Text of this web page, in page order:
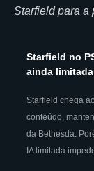
Starfield para a
Starfield no
ainda
Starfield chega
conteúdo,
da Bethesda.
IA limitada